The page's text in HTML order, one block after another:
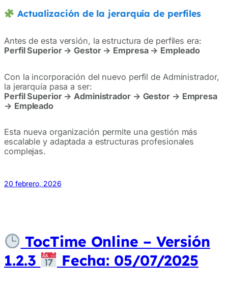
Actualización de la jerarquía de perfiles
Antes de esta versión, la estructura de perfiles era:
Perfil Superior → Gestor → Empresa → Empleado
Con la incorporación del nuevo perfil de Administrador,
la jerarquía pasa a ser:
Perfil Superior → Administrador → Gestor → Empresa
→ Empleado
Esta nueva organización permite una gestión más
escalable y adaptada a estructuras profesionales
complejas.
20 febrero, 2026
TocTime Online – Versión
1.2.3
Fecha: 05/07/2025